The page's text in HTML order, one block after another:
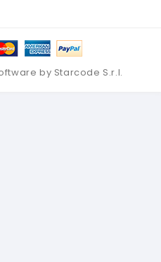
by Starcode S.r.l.